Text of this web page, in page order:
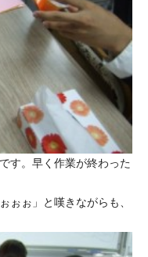
す。早く作業が終わった
ぉぉ」と嘆きながらも、